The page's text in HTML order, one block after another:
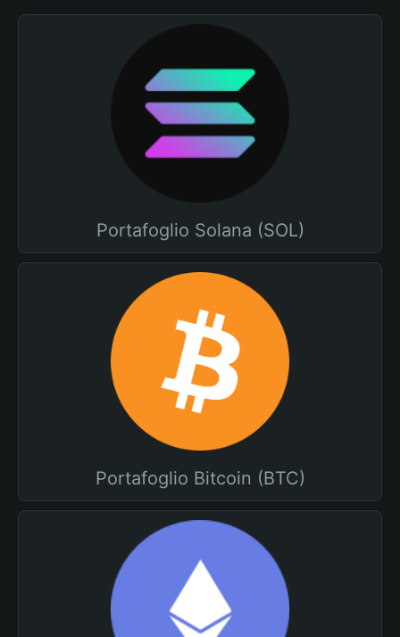
Portafoglio Solana (SOL)
Portafoglio Bitcoin (BTC)